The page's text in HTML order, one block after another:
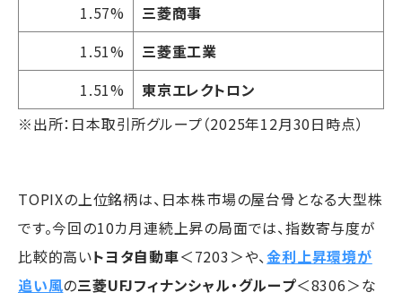
1.57%
三菱商事
1.51%
三菱重工業
1.51%
東京エレクトロン
※出所：日本取引所グループ（2025年12月30日時点）
TOPIXの上位銘柄は、日本株市場の屋台骨となる大型株
です。今回の10カ月連続上昇の局面では、指数寄与度が
比較的高いトヨタ自動車＜7203＞や、金利上昇環境が
追い風の三菱UFJフィナンシャル・グループ＜8306＞な